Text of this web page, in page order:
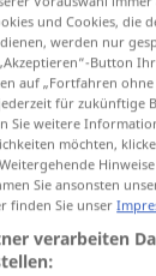
viering
und Cookies, die
werden nur
Button
auf „Fortfahren
für zukünftige
Sie weitere
möchten,
Sie ansonsten
finden Sie unser
verarbeiten